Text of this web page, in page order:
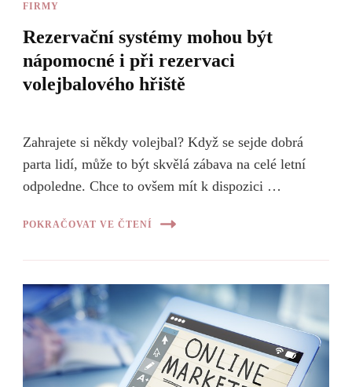
FIRMY
Rezervační systémy mohou být
nápomocné i při rezervaci
volejbalového hřiště
Zahrajete si někdy volejbal? Když se sejde dobrá
parta lidí, může to být skvělá zábava na celé letní
odpoledne. Chce to ovšem mít k dispozici …
POKRAČOVAT VE ČTENÍ